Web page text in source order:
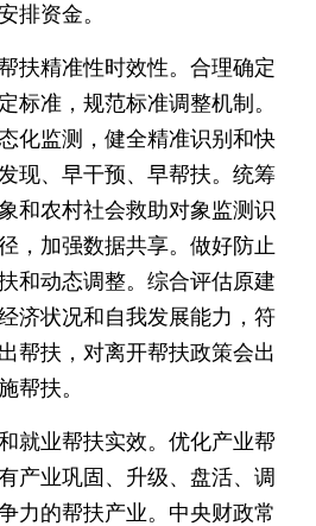
排资金。
精准性时效性。合理确定
标准，规范标准调整机制。
化监测，健全精准识别和快
现、早干预、早帮扶。统筹
和农村社会救助对象监测识
，加强数据共享。做好防止
和动态调整。综合评估原建
济状况和自我发展能力，符
帮扶，对离开帮扶政策会出
帮扶。
业帮扶实效。优化产业帮
产业巩固、升级、盘活、调
力的帮扶产业。中央财政常